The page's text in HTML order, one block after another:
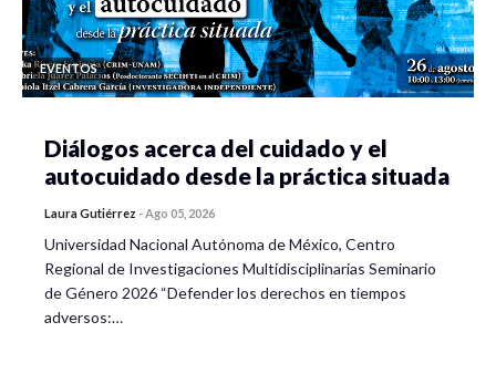
EVENTOS
Diálogos acerca del cuidado y el
autocuidado desde la práctica situada
Laura Gutiérrez -Ago 05, 2026
Universidad Nacional Autónoma de México, Centro
Regional de Investigaciones Multidisciplinarias Seminario
de Género 2026 “Defender los derechos en tiempos
adversos:…